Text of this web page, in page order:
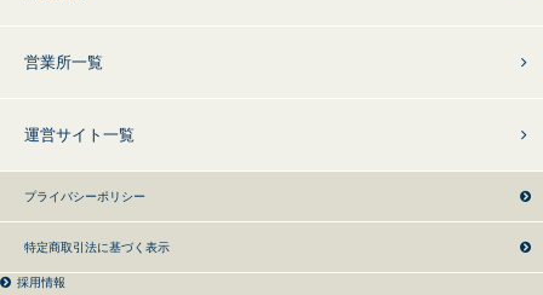
営業所一覧
運営サイト一覧
プライバシーポリシー
特定商取引法に基づく表示
採用情報